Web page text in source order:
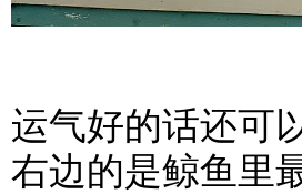
运气好的话还可
右边的是鲸鱼里